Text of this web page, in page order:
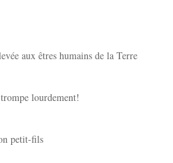
aux êtres humains de la Terre
lourdement!
petit-fils